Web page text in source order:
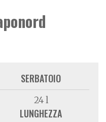
SERBATOIO
24 l
LUNGHEZZA